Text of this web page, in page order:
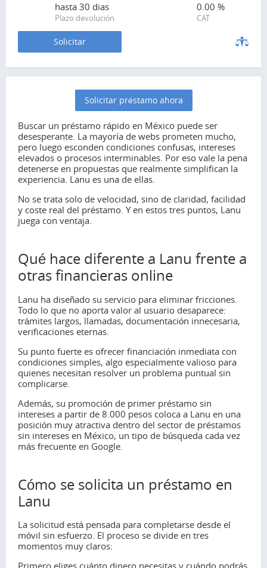
hasta 30 dias
Plazo devolución
0.00 %
CAT
Solicitar
Solicitar préstamo ahora
Buscar un préstamo rápido en México puede ser
desesperante. La mayoría de webs prometen mucho,
pero luego esconden condiciones confusas, intereses
elevados o procesos interminables. Por eso vale la pena
detenerse en propuestas que realmente simplifican la
experiencia. Lanu es una de ellas.
No se trata solo de velocidad, sino de claridad, facilidad
y coste real del préstamo. Y en estos tres puntos, Lanu
juega con ventaja.
Qué hace diferente a Lanu frente a
otras financieras online
Lanu ha diseñado su servicio para eliminar fricciones.
Todo lo que no aporta valor al usuario desaparece:
trámites largos, llamadas, documentación innecesaria,
verificaciones eternas.
Su punto fuerte es ofrecer financiación inmediata con
condiciones simples, algo especialmente valioso para
quienes necesitan resolver un problema puntual sin
complicarse.
Además, su promoción de primer préstamo sin
intereses a partir de 8.000 pesos coloca a Lanu en una
posición muy atractiva dentro del sector de préstamos
sin intereses en México, un tipo de búsqueda cada vez
más frecuente en Google.
Cómo se solicita un préstamo en
Lanu
La solicitud está pensada para completarse desde el
móvil sin esfuerzo. El proceso se divide en tres
momentos muy claros: